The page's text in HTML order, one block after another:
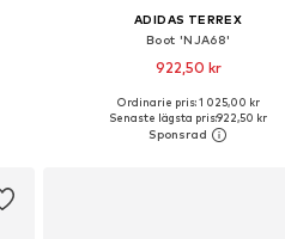
ADIDAS TERREX
Boot 'NJA68'
922,50 kr
Tillgänglig i många storlekar
Lägg till i varukorgen
Ordinarie pris: 1 025,00 kr
Senaste lägsta pris:922,50 kr